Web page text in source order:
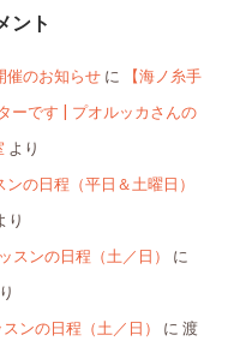
ント
催のお知らせ に
【海ノ糸手
ーです | プオルッカさんの
より
の日程（平日＆土曜日）
り
スンの日程（土／日）
に
ンの日程（土／日）
に 渡